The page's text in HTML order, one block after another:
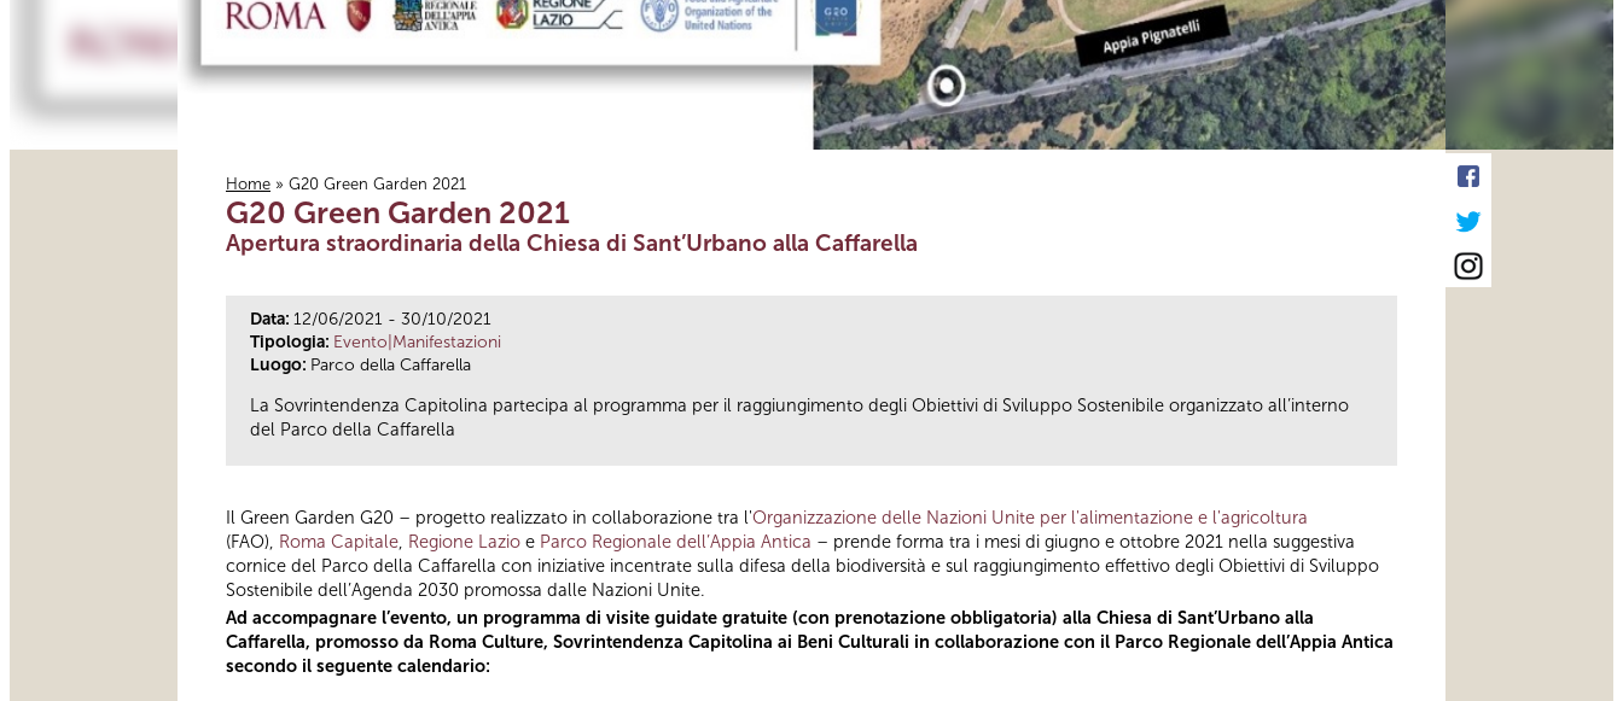
Tu sei qui
Home » G20 Green Garden 2021
G20 Green Garden 2021
Apertura straordinaria della Chiesa di Sant’Urbano alla Caffarella
Data: 12/06/2021 - 30/10/2021
Tipologia: Evento|Manifestazioni
Luogo: Parco della Caffarella
La Sovrintendenza Capitolina partecipa al programma per il raggiungimento degli Obiettivi di Sviluppo Sostenibile organizzato all’interno
del Parco della Caffarella
Il Green Garden G20 – progetto realizzato in collaborazione tra l'Organizzazione delle Nazioni Unite per l'alimentazione e l'agricoltura
(FAO), Roma Capitale, Regione Lazio e Parco Regionale dell’Appia Antica – prende forma tra i mesi di giugno e ottobre 2021 nella suggestiva
cornice del Parco della Caffarella con iniziative incentrate sulla difesa della biodiversità e sul raggiungimento effettivo degli Obiettivi di Sviluppo
Sostenibile dell’Agenda 2030 promossa dalle Nazioni Unite.
Ad accompagnare l’evento, un programma di visite guidate gratuite (con prenotazione obbligatoria) alla Chiesa di Sant’Urbano alla
Caffarella, promosso da Roma Culture, Sovrintendenza Capitolina ai Beni Culturali in collaborazione con il Parco Regionale dell’Appia Antica
secondo il seguente calendario: